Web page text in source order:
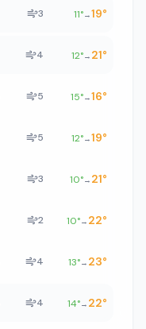
3 11°→19°
4 12°→ 21°
5 15°→16°
5 12°→19°
3 10°→ 21°
2 10°→ 22°
4 13°→ 23°
4 14°→ 22°